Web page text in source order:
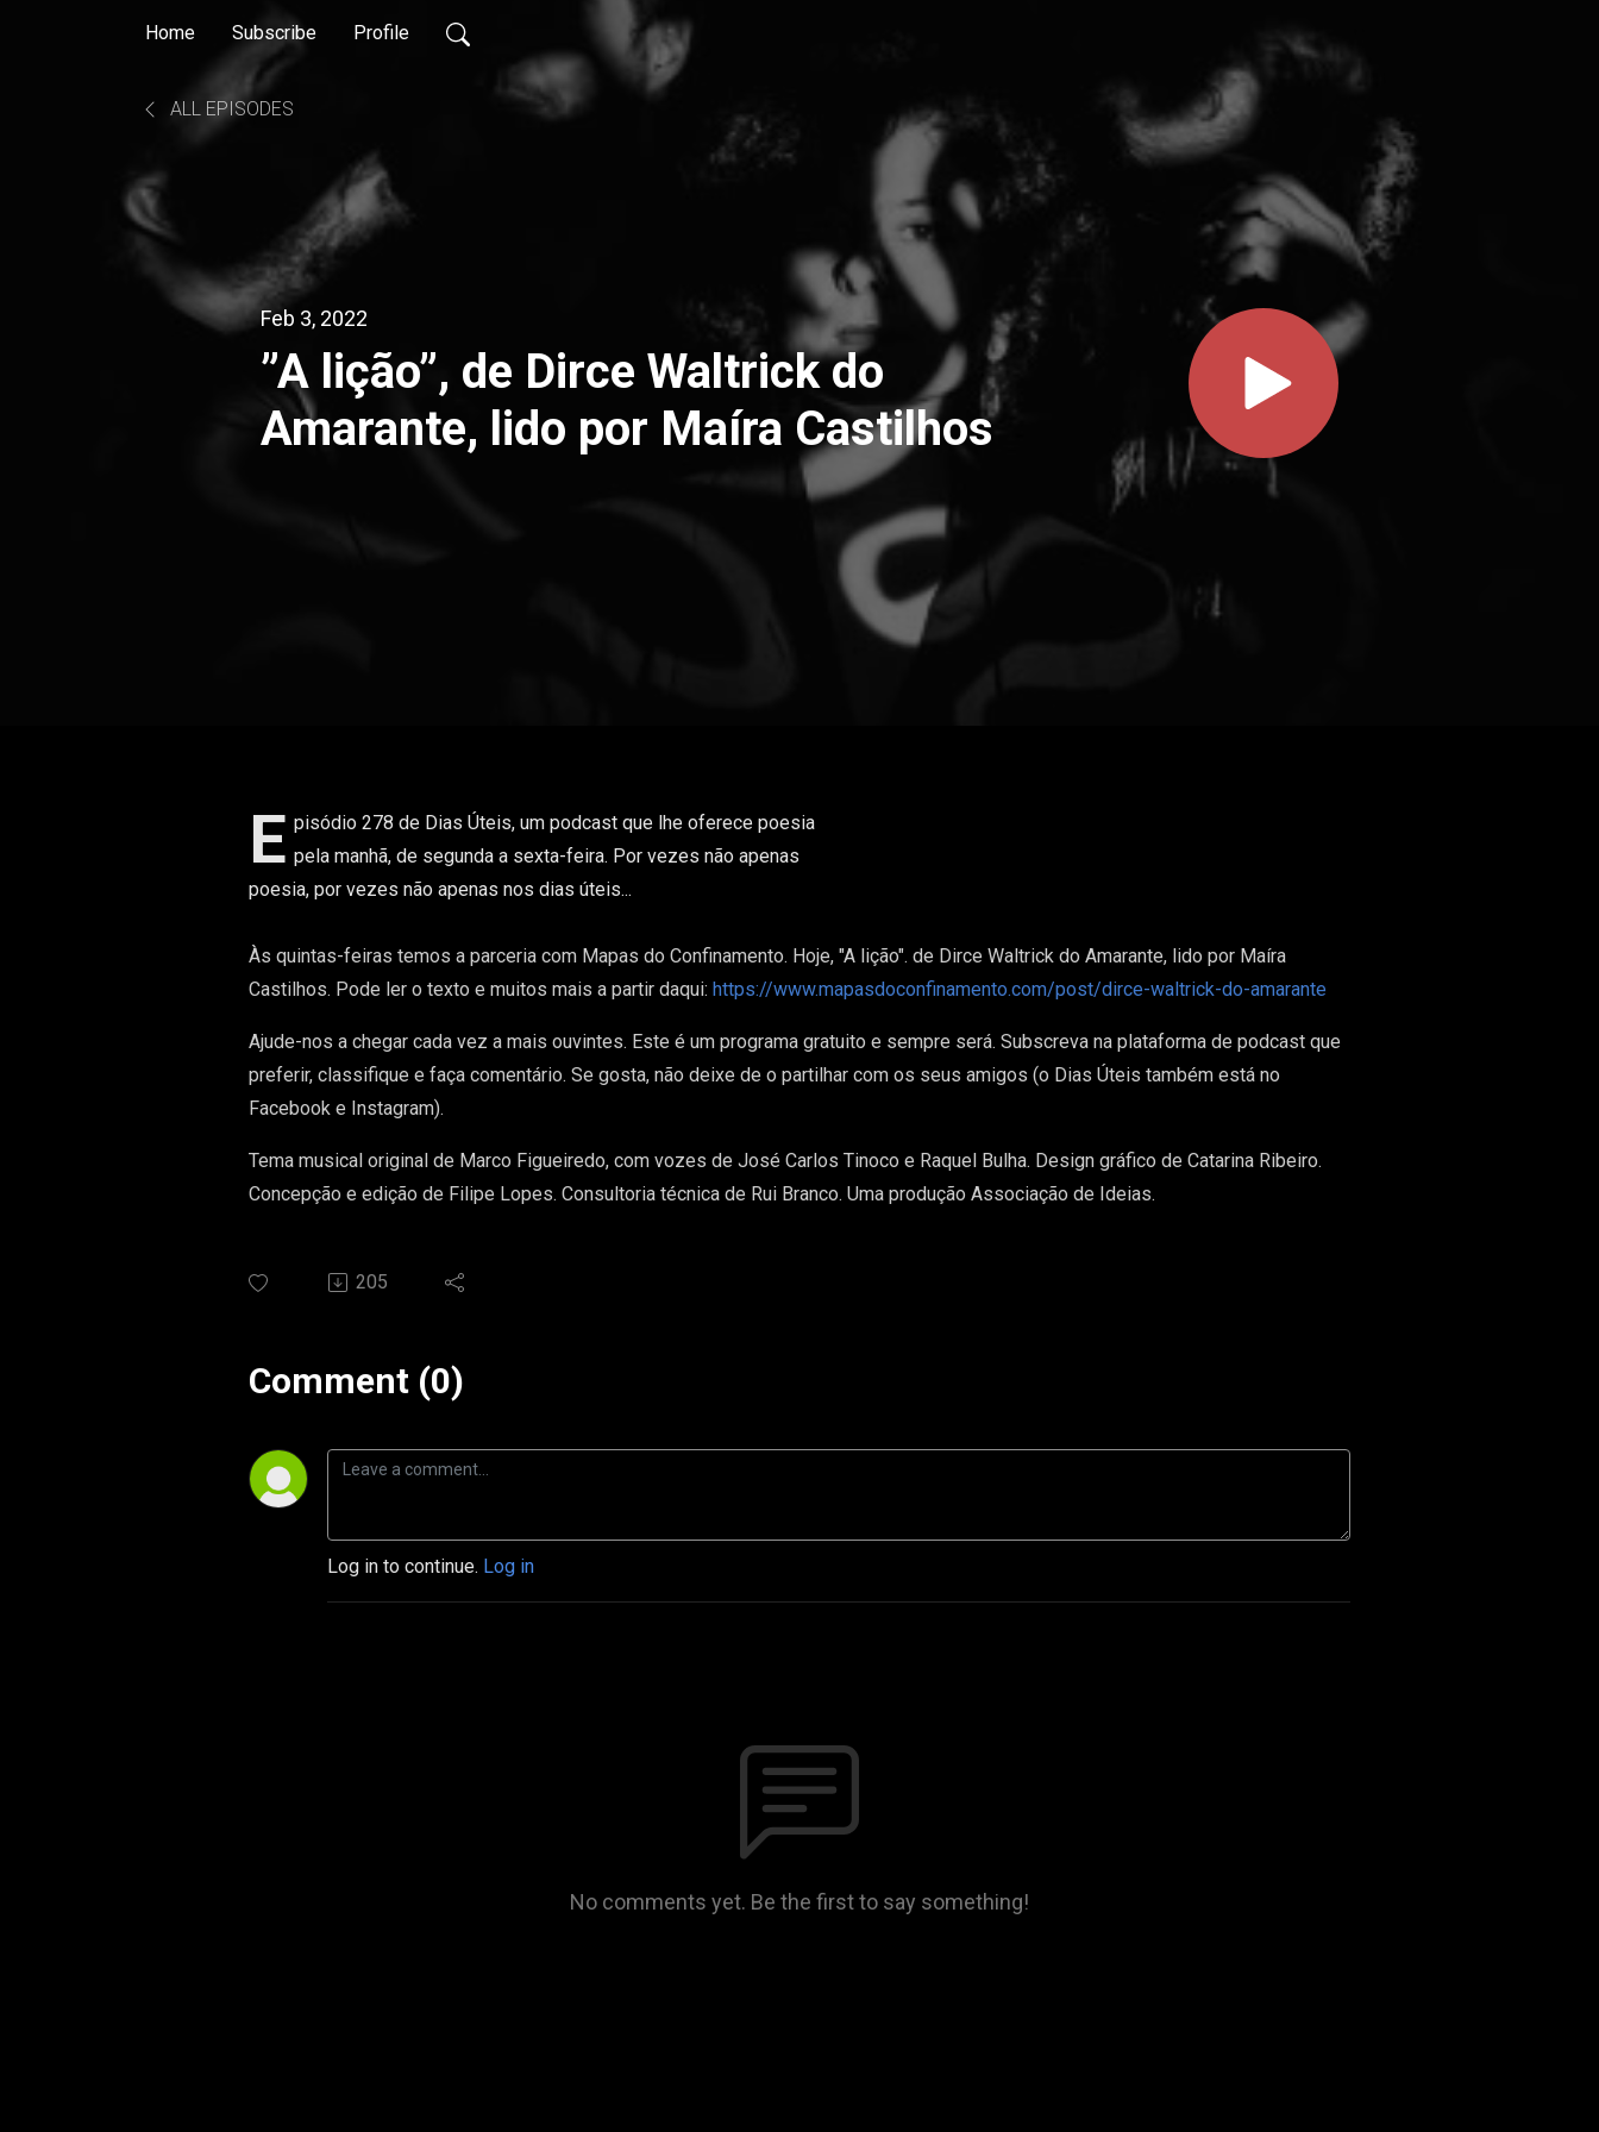
Home Subscribe Profile
ALL EPISODES
Feb 3, 2022
”A lição”, de Dirce Waltrick do
Amarante, lido por Maíra Castilhos
E pisódio 278 de Dias Úteis, um podcast que lhe oferece poesia
pela manhã, de segunda a sexta-feira. Por vezes não apenas
poesia, por vezes não apenas nos dias úteis...
Às quintas-feiras temos a parceria com Mapas do Confinamento. Hoje, "A lição". de Dirce Waltrick do Amarante, lido por Maíra
Castilhos. Pode ler o texto e muitos mais a partir daqui: https://www.mapasdoconfinamento.com/post/dirce-waltrick-do-amarante
Ajude-nos a chegar cada vez a mais ouvintes. Este é um programa gratuito e sempre será. Subscreva na plataforma de podcast que
preferir, classifique e faça comentário. Se gosta, não deixe de o partilhar com os seus amigos (o Dias Úteis também está no
Facebook e Instagram).
Tema musical original de Marco Figueiredo, com vozes de José Carlos Tinoco e Raquel Bulha. Design gráfico de Catarina Ribeiro.
Concepção e edição de Filipe Lopes. Consultoria técnica de Rui Branco. Uma produção Associação de Ideias.
205
Comment (0)
Log in to continue. Log in
No comments yet. Be the first to say something!